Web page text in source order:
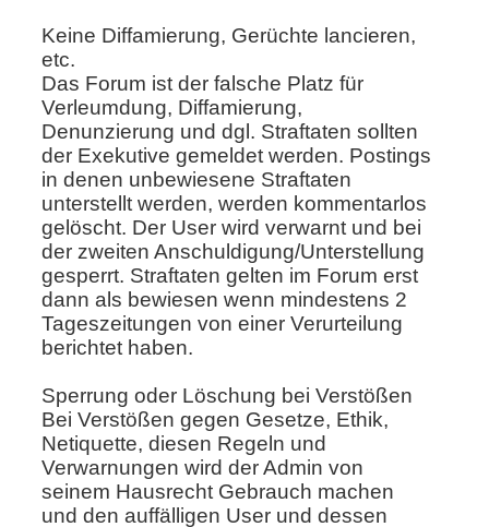
Keine Diffamierung, Gerüchte lancieren,
etc.
Das Forum ist der falsche Platz für
Verleumdung, Diffamierung,
Denunzierung und dgl. Straftaten sollten
der Exekutive gemeldet werden. Postings
in denen unbewiesene Straftaten
unterstellt werden, werden kommentarlos
gelöscht. Der User wird verwarnt und bei
der zweiten Anschuldigung/Unterstellung
gesperrt. Straftaten gelten im Forum erst
dann als bewiesen wenn mindestens 2
Tageszeitungen von einer Verurteilung
berichtet haben.
Sperrung oder Löschung bei Verstößen
Bei Verstößen gegen Gesetze, Ethik,
Netiquette, diesen Regeln und
Verwarnungen wird der Admin von
seinem Hausrecht Gebrauch machen
und den auffälligen User und dessen